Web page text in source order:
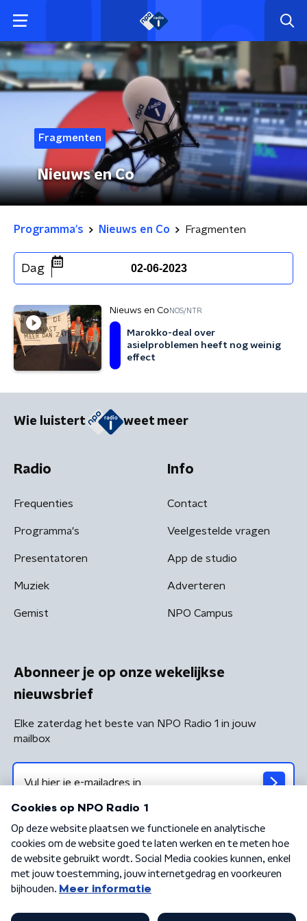
Fragmenten
Nieuws en Co
Programma's Nieuws en Co Fragmenten
Dag 02-06-2023
Nieuws en Co NOS/NTR
Marokko-deal over
asielproblemen heeft nog weinig
effect
Wie luistert weet meer
Radio
Frequenties
Programma's
Presentatoren
Muziek
Gemist
Info
Contact
Veelgestelde vragen
App de studio
Adverteren
NPO Campus
Abonneer je op onze wekelijkse
nieuwsbrief
Elke zaterdag het beste van NPO Radio 1 in jouw
mailbox
Algemene voorwaarden